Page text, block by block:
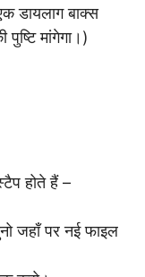
डायलाग बाक्स
पुष्टि मांगेगा।)
होते हैं –
जहाँ पर नई फाइल